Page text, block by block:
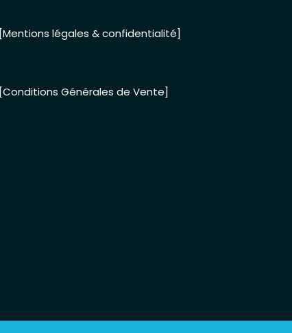
[Mentions légales & confidentialité]
[Conditions Générales de Vente]